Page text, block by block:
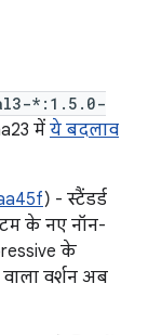
*:1.5.0-
में ये बदलाव
) - स्टैंडर्ड
के नए नॉन-
के
वर्शन अब